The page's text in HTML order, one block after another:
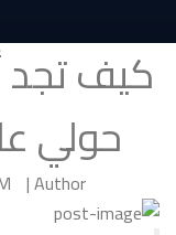
كيف
حولي
Author |